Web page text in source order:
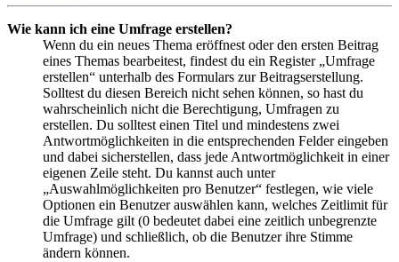
Wie kann ich eine Umfrage erstellen?
Wenn du ein neues Thema eröffnest oder den ersten Beitrag
eines Themas bearbeitest, findest du ein Register „Umfrage
erstellen“ unterhalb des Formulars zur Beitragserstellung.
Solltest du diesen Bereich nicht sehen können, so hast du
wahrscheinlich nicht die Berechtigung, Umfragen zu
erstellen. Du solltest einen Titel und mindestens zwei
Antwortmöglichkeiten in die entsprechenden Felder eingeben
und dabei sicherstellen, dass jede Antwortmöglichkeit in einer
eigenen Zeile steht. Du kannst auch unter
„Auswahlmöglichkeiten pro Benutzer“ festlegen, wie viele
Optionen ein Benutzer auswählen kann, welches Zeitlimit für
die Umfrage gilt (0 bedeutet dabei eine zeitlich unbegrenzte
Umfrage) und schließlich, ob die Benutzer ihre Stimme
ändern können.